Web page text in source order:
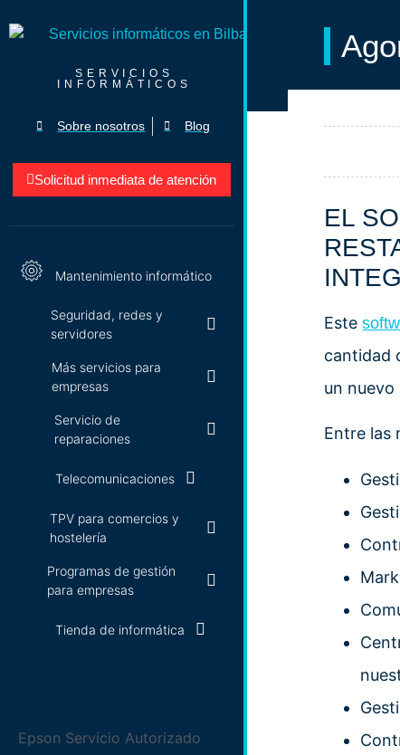
SERVICIOS
INFORMÁTICOS
Sobre nosotros Blog
Solicitud inmediata de atención
Mantenimiento informático
Seguridad, redes y
servidores
Más servicios para
empresas
Servicio de
reparaciones
Telecomunicaciones
TPV para comercios y
hostelería
Programas de gestión
para empresas
Tienda de informática
Epson Servicio Autorizado
EL
Este
cantidad
un nuevo
Entre las